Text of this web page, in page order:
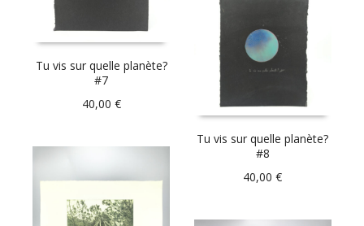
Tu vis sur quelle planète?
#7
40,00 €
Tu vis sur quelle planète?
#8
40,00€